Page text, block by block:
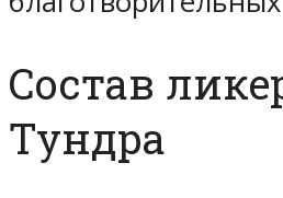
Состав
Тундра